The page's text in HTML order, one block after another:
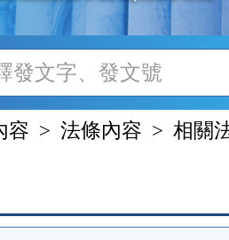
容 法條內容 相關